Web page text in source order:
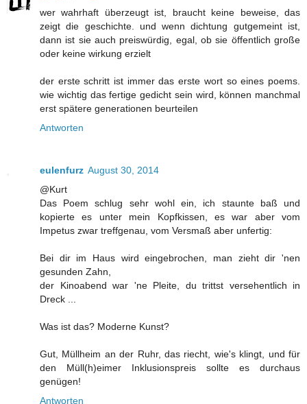
wer wahrhaft überzeugt ist, braucht keine beweise, das
zeigt die geschichte. und wenn dichtung gutgemeint ist,
dann ist sie auch preiswürdig, egal, ob sie öffentlich große
oder keine wirkung erzielt
der erste schritt ist immer das erste wort so eines poems.
wie wichtig das fertige gedicht sein wird, können manchmal
erst spätere generationen beurteilen
Antworten
eulenfurz August 30, 2014
@Kurt
Das Poem schlug sehr wohl ein, ich staunte baß und
kopierte es unter mein Kopfkissen, es war aber vom
Impetus zwar treffgenau, vom Versmaß aber unfertig:
Bei dir im Haus wird eingebrochen, man zieht dir 'nen
gesunden Zahn,
der Kinoabend war 'ne Pleite, du trittst versehentlich in
Dreck ...
Was ist das? Moderne Kunst?
Gut, Müllheim an der Ruhr, das riecht, wie's klingt, und für
den Müll(h)eimer Inklusionspreis sollte es durchaus
genügen!
Antworten